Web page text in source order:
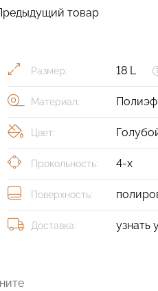
товар
Размер: 18 L
Материал:
Цвет:
Прокольность: 4-х
Поверхность:
Доставка: узнать